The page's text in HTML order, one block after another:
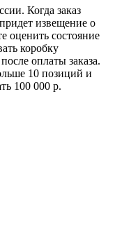
Когда заказ
извещение о
оценить состояние
коробку
оплаты заказа.
10 позиций и
100 000 р.